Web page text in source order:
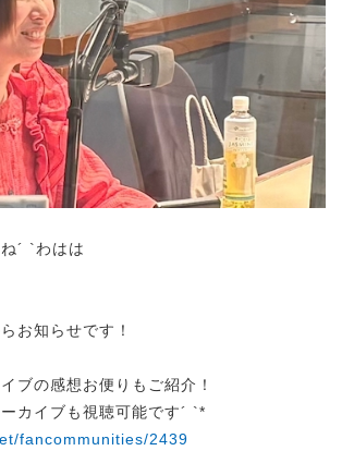
´ `わはは
お知らせです！
ブの感想お便りもご紹介！
カイブも視聴可能です´ `*
fancommunities/2439